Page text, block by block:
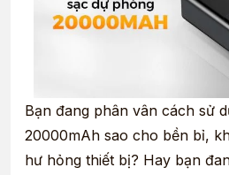
Bạn đang phân vân cách sử
20000mAh sao cho bền bỉ,
hư hỏng thiết bị? Hay bạn